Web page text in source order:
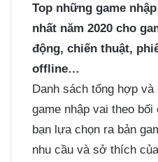
Top những game
nhất năm 2020 cho
động, chiến thuật,
offline…
Danh sách tổng hợp
game nhập vai theo
bạn lựa chọn ra bản
nhu cầu và sở thích